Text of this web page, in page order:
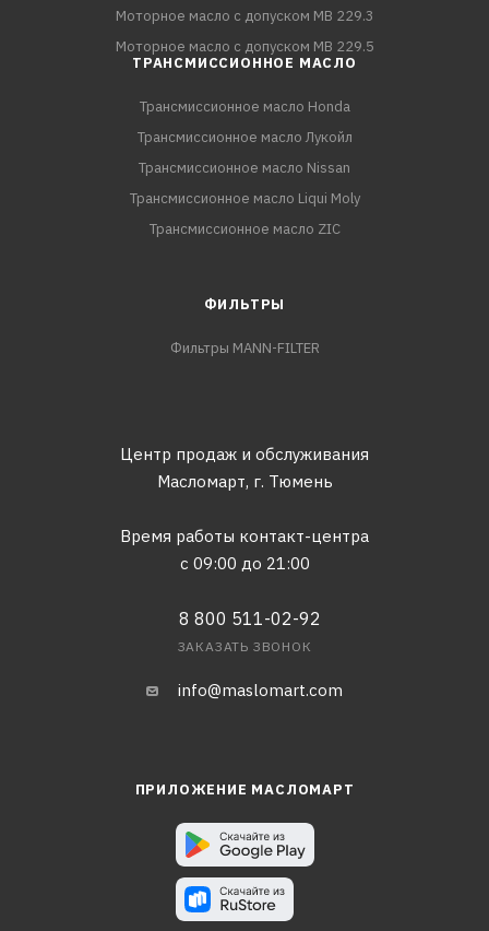
Моторное масло с допуском MB 229.3
Моторное масло с допуском MB 229.5
ТРАНСМИССИОННОЕ МАСЛО
Трансмиссионное масло Honda
Трансмиссионное масло Лукойл
Трансмиссионное масло Nissan
Трансмиссионное масло Liqui Moly
Трансмиссионное масло ZIC
ФИЛЬТРЫ
Фильтры MANN-FILTER
Центр продаж и обслуживания
Масломарт, г. Тюмень
Время работы контакт-центра
с 09:00 до 21:00
8 800 511-02-92
ЗАКАЗАТЬ ЗВОНОК
info@maslomart.com
ПРИЛОЖЕНИЕ МАСЛОМАРТ